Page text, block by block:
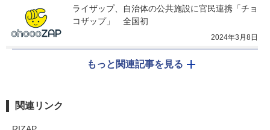
ライザップ、自治体の公共施設に官民連携「チョ
コザップ」　全国初
2024年3月8日
もっと関連記事を見る
関連リンク